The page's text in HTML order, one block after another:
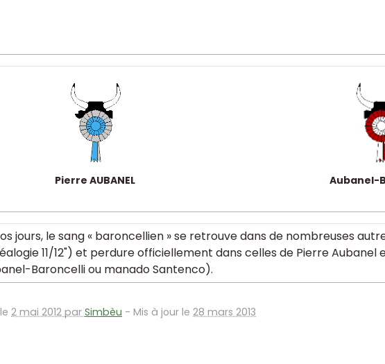
Pierre AUBANEL Aubanel-
jours, le sang « baroncellien » se retrouve dans de nombreuses
11/12") et perdure officiellement dans celles de Pierre Aubanel
Baroncelli ou manado Santenco).
2 mai 2012 par Simbèu - Mis à jour le 28 mars 2013